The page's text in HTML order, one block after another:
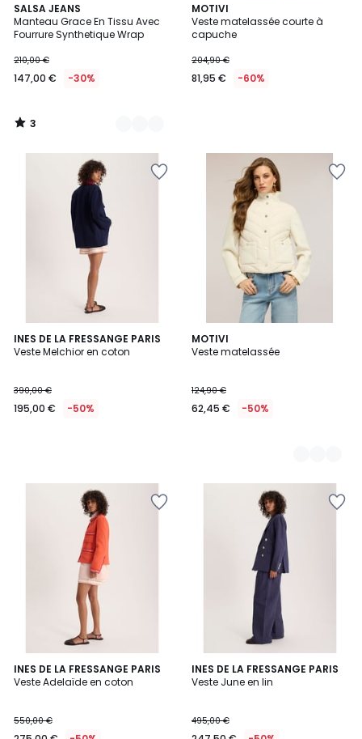
SALSA JEANS
Manteau Grace En Tissu Avec
Fourrure Synthetique Wrap
210,00 €
147,00 € -30%
3
/
5
2
Couleurs
3
/
MOTIVI
Veste matelassée courte à
capuche
204,90 €
81,95 € -60%
INES DE LA FRESSANGE PARIS
Veste Melchior en coton
390,00 €
195,00 € -50%
MOTIVI
Veste matelassée
124,90 €
62,45 € -50%
2
Couleurs
INES DE LA FRESSANGE PARIS
Veste Adelaïde en coton
550,00 €
INES DE LA FRESSANGE PARIS
Veste June en lin
495,00 €